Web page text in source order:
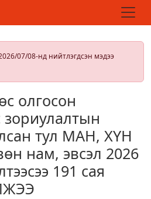
07/08-нд нийтлэгдсэн мэдээ
олгосон
зориулалтын
тул МАН, ХҮН
нам, эвсэл 2026
191 сая